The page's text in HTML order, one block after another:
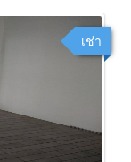
เช่า